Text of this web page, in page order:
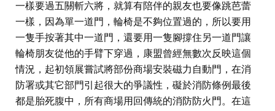
一樣要過五關斬六將，就算有陪伴的親友也要像跳芭蕾
一樣，因為單一道門，輪椅是不夠位置過的，所以要用
一隻手按著其中一道門，還要用一隻腳撐住另一道門讓
輪椅朋友從他的手臂下穿過，康盟曾經無數次反映這個
情況，起初領展嘗試將部份商場安裝磁力自動門，在消
防署或其它部門引起很大的爭議性，礙於消防條例最後
都是胎死腹中，所有商場用回傳統的消防防火門。在這